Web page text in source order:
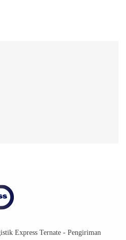
Express Ternate - Pengiriman